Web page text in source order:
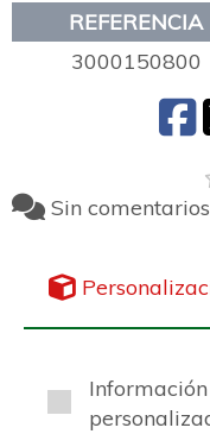
REFERENCIA
3000150800
Sin comentarios